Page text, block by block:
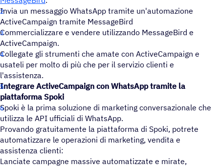
Invia un messaggio WhatsApp tramite un'automazione
ActiveCampaign tramite MessageBird
Commercializzare e vendere utilizzando MessageBird e
ActiveCampaign.
Collegate gli strumenti che amate con ActiveCampaign e
usateli per molto di più che per il servizio clienti e
l'assistenza.
Integrare ActiveCampaign con WhatsApp tramite la
piattaforma Spoki
Spoki è la prima soluzione di marketing conversazionale che
utilizza le API ufficiali di WhatsApp.
Provando gratuitamente la piattaforma di Spoki, potrete
automatizzare le operazioni di marketing, vendita e
assistenza clienti:
Lanciate campagne massive automatizzate e mirate,